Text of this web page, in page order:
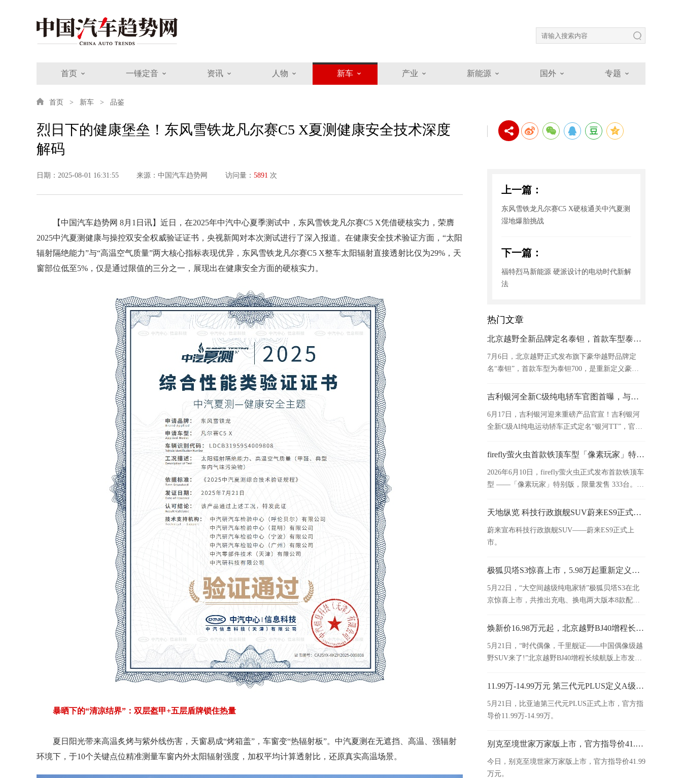
首页 一锤定音 资讯 人物 新车 产业 新能源 国外 专题
首页 新车 品鉴
烈日下的健康堡垒！东风雪铁龙凡尔赛C5 X夏测健康安全技术深度
解码
日期：2025-08-01 16:31:55 来源：中国汽车趋势网 访问量： 5891 次
【中国汽车趋势网 8月1日讯】近日，在2025年中汽中心夏季测试中，东风雪铁龙凡尔赛C5 X凭借硬核实力，荣膺
2025中汽夏测健康与操控双安全权威验证证书，央视新闻对本次测试进行了深入报道。在健康安全技术验证方面，“太阳
辐射隔绝能力”与“高温空气质量”两大核心指标表现优异，东风雪铁龙凡尔赛C5 X整车太阳辐射直接透射比仅为29%，天
窗部位低至5%，仅是通过限值的三分之一，展现出在健康安全方面的硬核实力。
暴晒下的“清凉结界”：双层盔甲+五层盾牌锁住热量
夏日阳光带来高温炙烤与紫外线伤害，天窗易成“烤箱盖”，车窗变“热辐射板”。中汽夏测在无遮挡、高温、强辐射
环境下，于10个关键点位精准测量车窗内外太阳辐射强度，加权平均计算透射比，还原真实高温场景。
上一篇：
东风雪铁龙凡尔赛C5 X硬核通关中汽夏测
湿地爆胎挑战
下一篇：
福特烈马新能源 硬派设计的电动时代新解
法
热门文章
北京越野全新品牌定名泰钽，首款车型泰钽700亮相
7月6日，北京越野正式发布旗下豪华越野品牌定
名“泰钽”，首款车型为泰钽700，是重新定义豪华
吉利银河全新C级纯电轿车官图首曝，与用户共创定名“银河TT”！
6月17日，吉利银河迎来重磅产品官宣！吉利银河
全新C级AI纯电运动轿车正式定名“银河TT”，官图
firefly萤火虫首款铁顶车型「像素玩家」特别版正式发布
2026年6月10日，firefly萤火虫正式发布首款铁顶车
型 ——「像素玩家」特别版，限量发售 333台。新
元，并于今日开启交付。
天地纵览 科技行政旗舰SUV蔚来ES9正式上市
蔚来宣布科技行政旗舰SUV——蔚来ES9正式上
市。
极狐贝塔S3惊喜上市，5.98万起重新定义家用纯电标杆
5月22日，“大空间越级纯电家轿”极狐贝塔S3在北
京惊喜上市，共推出充电、换电两大版本8款配
焕新价16.98万元起，北京越野BJ40增程长续航版正式上市
5月21日，“时代偶像，千里舰证——中国偶像级越
野SUV来了!”北京越野BJ40增程长续航版上市发布
11.99万-14.99万元 第三代元PLUS定义A级SUV新标杆
5月21日，比亚迪第三代元PLUS正式上市，官方指
导价11.99万-14.99万。
别克至境世家万家版上市，官方指导价41.99万元
今日，别克至境世家万家版上市，官方指导价41.99
万元。